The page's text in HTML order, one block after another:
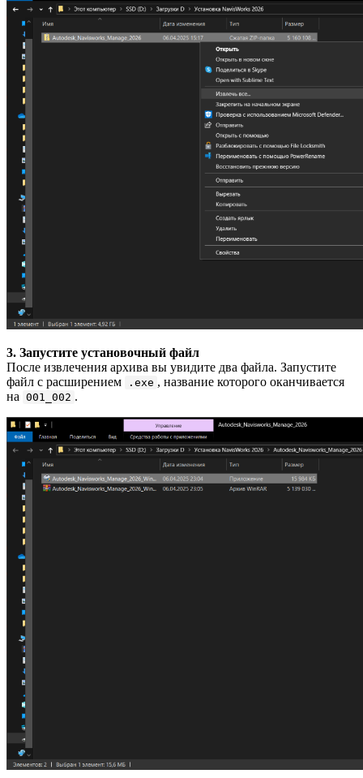
3. Запустите установочный файл
После извлечения архива вы увидите два файла. Запустите
файл с расширением
.exe , название которого оканчивается
на 001_002 .